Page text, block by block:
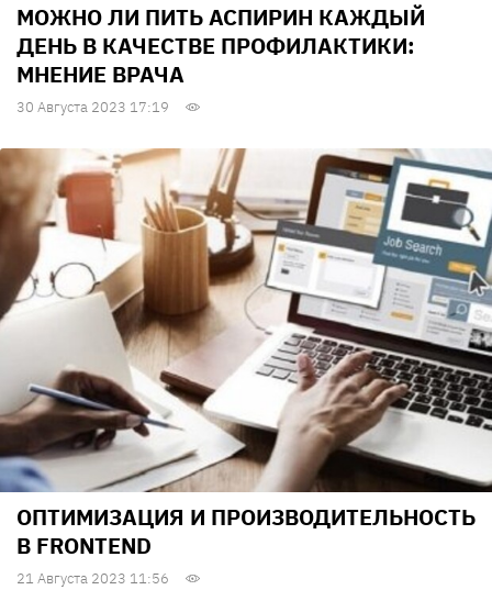
МОЖНО ЛИ ПИТЬ АСПИРИН КАЖДЫЙ
ДЕНЬ В КАЧЕСТВЕ ПРОФИЛАКТИКИ:
МНЕНИЕ ВРАЧА
30 Августа 2023 17:19
ОПТИМИЗАЦИЯ И ПРОИЗВОДИТЕЛЬНОСТЬ
В FRONTEND
21 Августа 2023 11:56